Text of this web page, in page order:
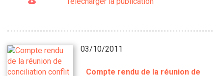
03/10/2011
Compte rendu de la réunion de